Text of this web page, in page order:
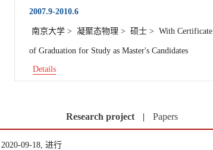
2007.9-2010.6
南京大学 > 凝聚态物理 > 硕士 > With Certificate
of Graduation for Study as Master's Candidates
Details
Research project | Papers
09-18, 进行